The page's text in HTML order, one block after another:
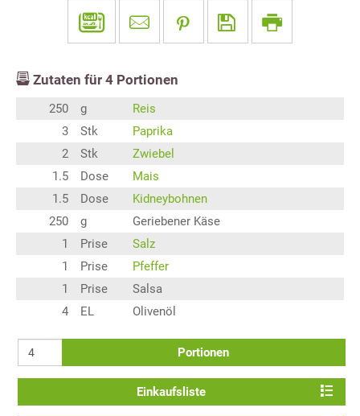
Zutaten für 4 Portionen
250 g
Reis
3
Stk
Paprika
2
Stk
Zwiebel
1.5
Dose
Mais
1.5
Dose
Kidneybohnen
250
g
Geriebener Käse
1
Prise
Salz
1
Prise
Pfeffer
1
Prise
Salsa
4
EL Olivenöl
Portionen
Einkaufsliste